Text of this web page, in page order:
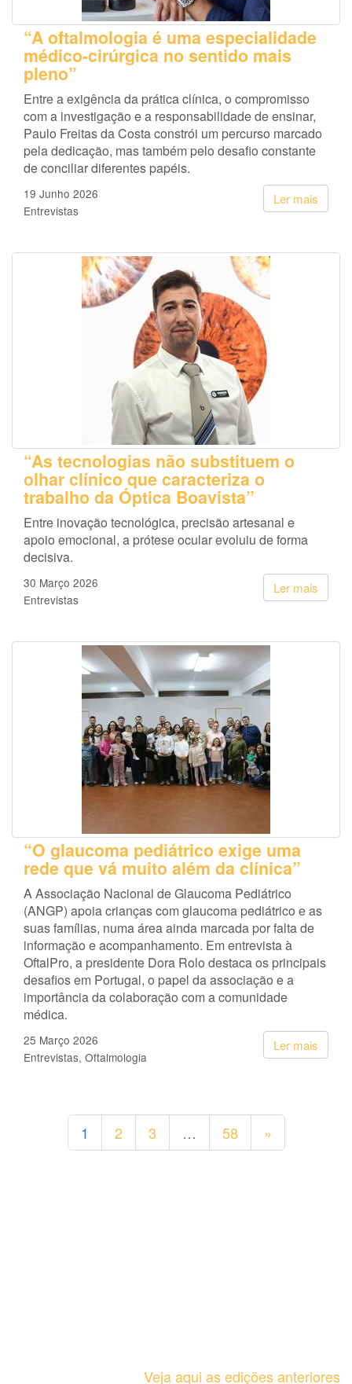
“A oftalmologia é uma especialidade
médico-cirúrgica no sentido mais
pleno”
Entre a exigência da prática clínica, o compromisso
com a investigação e a responsabilidade de ensinar,
Paulo Freitas da Costa constrói um percurso marcado
pela dedicação, mas também pelo desafio constante
de conciliar diferentes papéis.
Ler mais
19 Junho 2026
Entrevistas
“As tecnologias não substituem o
olhar clínico que caracteriza o
trabalho da Óptica Boavista”
Entre inovação tecnológica, precisão artesanal e
apoio emocional, a prótese ocular evoluiu de forma
decisiva.
Ler mais
30 Março 2026
Entrevistas
“O glaucoma pediátrico exige uma
rede que vá muito além da clínica”
A Associação Nacional de Glaucoma Pediátrico
(ANGP) apoia crianças com glaucoma pediátrico e as
suas famílias, numa área ainda marcada por falta de
informação e acompanhamento. Em entrevista à
OftalPro, a presidente Dora Rolo destaca os principais
desafios em Portugal, o papel da associação e a
importância da colaboração com a comunidade
médica.
Ler mais
25 Março 2026
Entrevistas Oftalmologia
1 2 3 … 58 »
Veja aqui as edições anteriores